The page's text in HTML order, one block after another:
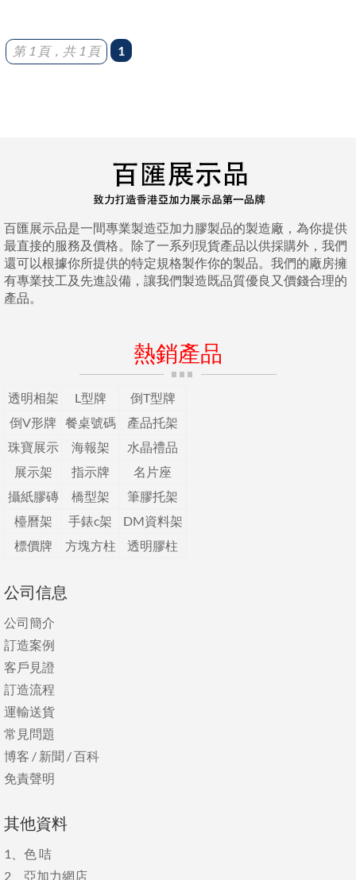
第 1 頁，共 1 頁 1
百匯展示品是一間專業製造亞加力膠製品的製造廠，為你提供
最直接的服務及價格。除了一系列現貨產品以供採購外，我們
還可以根據你所提供的特定規格製作你的製品。我們的廠房擁
有專業技工及先進設備，讓我們製造既品質優良又價錢合理的
產品。
熱銷產品
透明相架 L型牌
倒T型牌
倒V形牌
餐桌號碼
產品托架
珠寶展示
海報架
水晶禮品
展示架
指示牌
名片座
攝紙膠磚
橋型架
筆膠托架
檯曆架
手錶c架
DM資料架
標價牌
方塊方柱 透明膠柱
公司信息
公司簡介
訂造案例
客戶見證
訂造流程
運輸送貨
常見問題
博客 / 新聞 /百科
免責聲明
其他資料
1、 色 咭
2、 亞加力網店